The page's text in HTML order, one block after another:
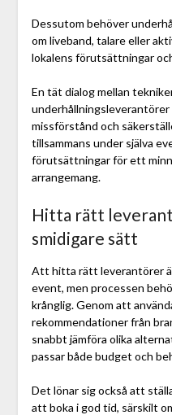
Dessutom behöver
om liveband, talare eller
lokalens förutsättningar
En tät dialog mellan
underhållningsleverantörer
missförstånd och
tillsammans under själva
förutsättningar för ett
arrangemang.
Hitta rätt
smidigare sätt
Att hitta rätt leverantörer
event, men processen
krånglig. Genom att
rekommendationer från
snabbt jämföra olika
passar både budget och
Det lönar sig också att
att boka i god tid, särskilt